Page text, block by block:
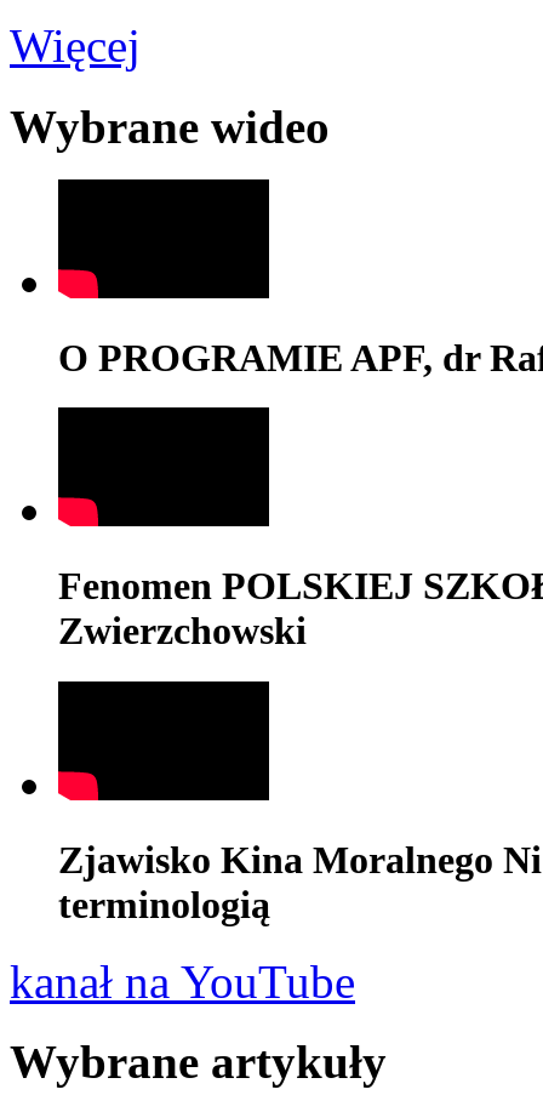
Więcej
Wybrane wideo
O PROGRAMIE APF, dr
Fenomen POLSKIEJ
Zwierzchowski
Zjawisko Kina Moralnego
terminologią
kanał na YouTube
Wybrane artykuły